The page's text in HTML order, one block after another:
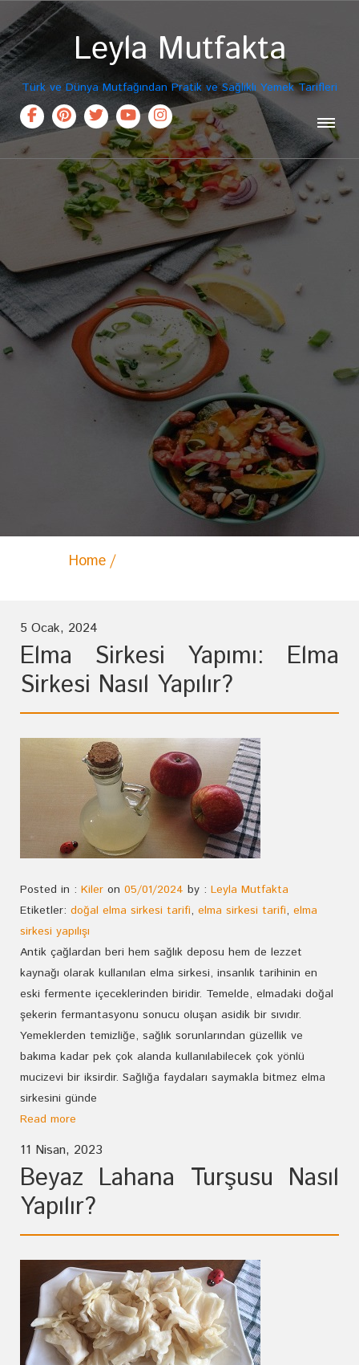
Leyla Mutfakta
Türk ve Dünya Mutfağından Pratik ve Sağlıklı Yemek Tarifleri
Home
5 Ocak, 2024
Elma Sirkesi Yapımı: Elma
Sirkesi Nasıl Yapılır?
Posted in : Kiler on 05/01/2024 by : Leyla Mutfakta
Etiketler: doğal elma sirkesi tarifi, elma sirkesi tarifi, elma
sirkesi yapılışı
Antik çağlardan beri hem sağlık deposu hem de lezzet
kaynağı olarak kullanılan elma sirkesi, insanlık tarihinin en
eski fermente içeceklerinden biridir. Temelde, elmadaki doğal
şekerin fermantasyonu sonucu oluşan asidik bir sıvıdır.
Yemeklerden temizliğe, sağlık sorunlarından güzellik ve
bakıma kadar pek çok alanda kullanılabilecek çok yönlü
mucizevi bir iksirdir. Sağlığa faydaları saymakla bitmez elma
sirkesini günde
Read more
11 Nisan, 2023
Beyaz Lahana Turşusu Nasıl
Yapılır?